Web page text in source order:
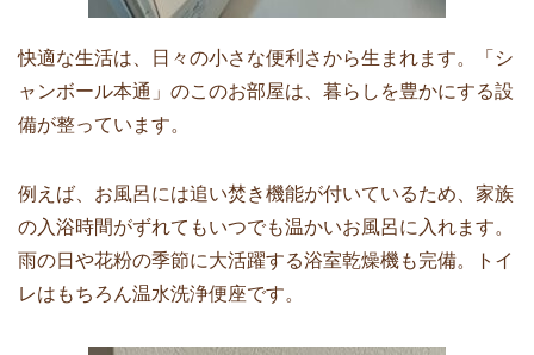
快適な生活は、日々の小さな便利さから生まれます。「シ
ャンボール本通」のこのお部屋は、暮らしを豊かにする設
備が整っています。
例えば、お風呂には追い焚き機能が付いているため、家族
の入浴時間がずれてもいつでも温かいお風呂に入れます。
雨の日や花粉の季節に大活躍する浴室乾燥機も完備。トイ
レはもちろん温水洗浄便座です。